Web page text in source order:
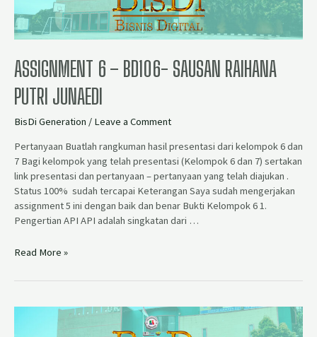
ASSIGNMENT 6 – BD106- SAUSAN RAIHANA
PUTRI JUNAEDI
BisDi Generation / Leave a Comment
Pertanyaan Buatlah rangkuman hasil presentasi dari kelompok 6 dan
7 Bagi kelompok yang telah presentasi (Kelompok 6 dan 7) sertakan
link presentasi dan pertanyaan – pertanyaan yang telah diajukan .
Status 100% sudah tercapai Keterangan Saya sudah mengerjakan
assignment 5 ini dengan baik dan benar Bukti Kelompok 6 1.
Pengertian API API adalah singkatan dari …
Read More »